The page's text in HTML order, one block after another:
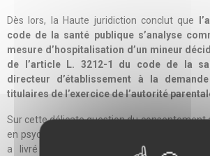
Dès lors, la Haute juridiction conclut que
code de la santé publique s’analyse
mesure d’hospitalisation d’un mineur
de l’article L. 3212-1 du code de la
directeur d’établissement à la
titulaires de l’exercice de l’autorité
Sur cette délicate question du consentement
en psychiatrie, le Contrôleur général des
a livré une longue analyse dans son